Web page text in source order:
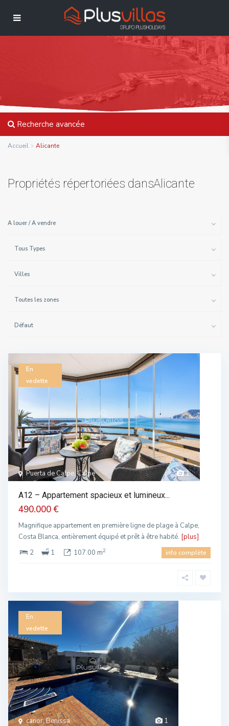
Recherche avancée
Accueil Alicante
Propriétés répertoriées dansAlicante
A louer / A vendre
Tous Types
Villes
Toutes les zones
Défaut
1
Puerta de Calpe, Calpe
En
vedette
A12 – Appartement spacieux et lumineux...
490.000 €
Magnifique appartement en première ligne de plage à Calpe,
Costa Blanca, entièrement équipé et prêt à être habité. [plus]
2
1 107.00 m2 info complète
1
canor, Benissa
En
vedette